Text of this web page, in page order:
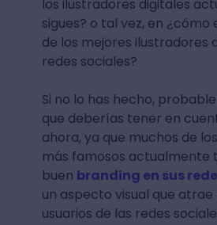
los ilustradores digitales
sigues? o tal vez, en ¿cómo
de los mejores ilustradores
redes sociales?
Si no lo has hecho,
que deberías tener en
ahora, ya que muchos de
más famosos actualmente
buen branding en sus
un aspecto visual que atrae
usuarios de las redes